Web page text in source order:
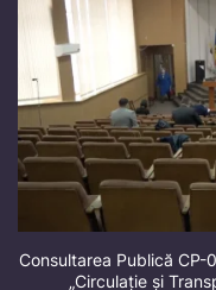
Consultarea Publică
„Circulație și